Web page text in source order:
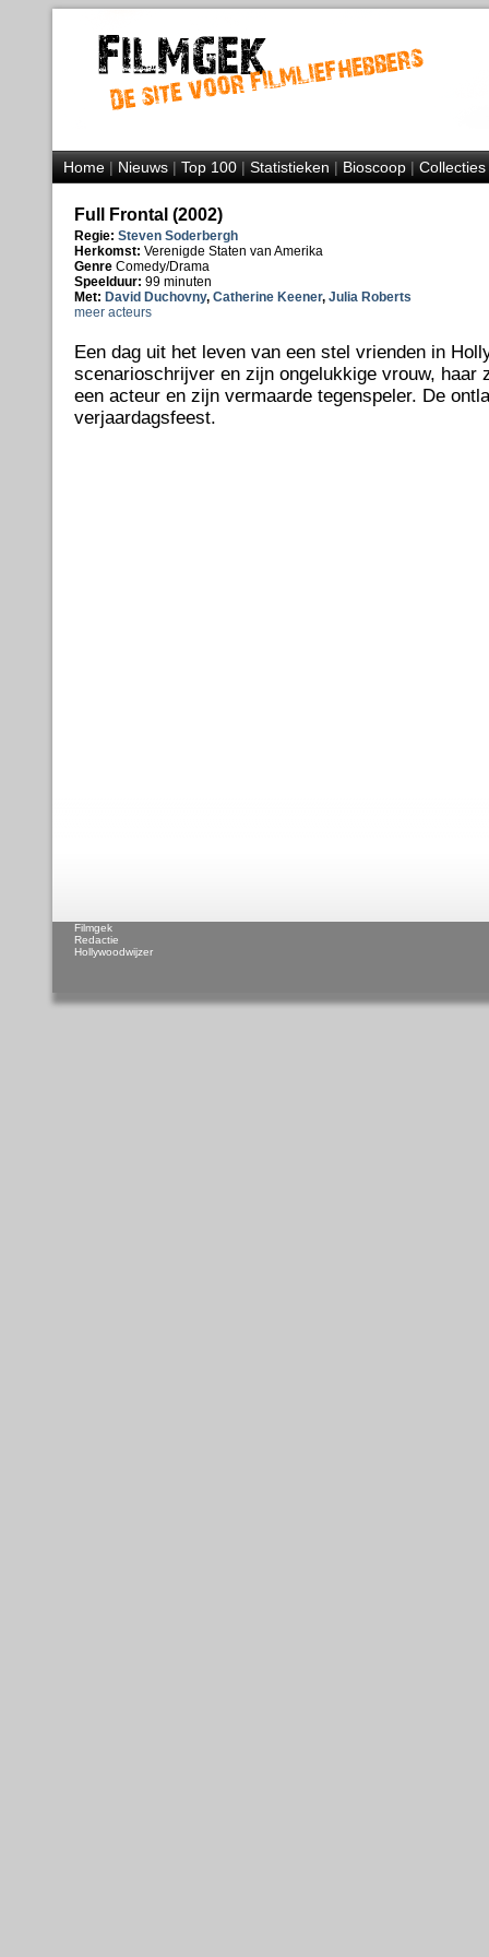
Home|Nieuws|Top 100|Statistieken|Bioscoop|Collecties
Full Frontal (2002)
Regie: Steven Soderbergh
Herkomst: Verenigde Staten van Amerika
Genre Comedy/Drama
Speelduur: 99 minuten
Met: David Duchovny, Catherine Keener, Julia Roberts
meer acteurs
Een dag uit het leven van een stel vrienden in
scenarioschrijver en zijn ongelukkige vrouw, haar
een acteur en zijn vermaarde tegenspeler. De
verjaardagsfeest.
Filmgek
Redactie
Hollywoodwijzer